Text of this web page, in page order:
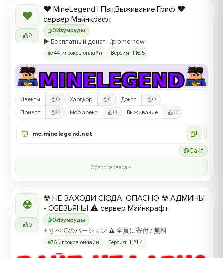
❤
0
0 Изумруды
❤️ MineLegend | Пвп,Выживание,Гриф ❤️
сервер Майнкрафт
▶️ Бесплатный донат - /promo new
744 игроков онлайн Версия: 1.16.5
Ивенты 0 Хардкор 0 Донат 0
Приват 0 Моб арена 0 Выживание 0
mc.minelegend.net
Сайт
Обзор сервера
☢
0
0Изумруды
☢ НЕ ЗАХОДИ СЮДА, ОПАСНО ☢ АДМИНЫ
- ОБЕЗЬЯНЫ ⚠ сервер Майнкрафт
⚡ すべてのバージョン ⚠ 全員に寄付 / 無料
76 игроков онлайн Версия: 1.21.4